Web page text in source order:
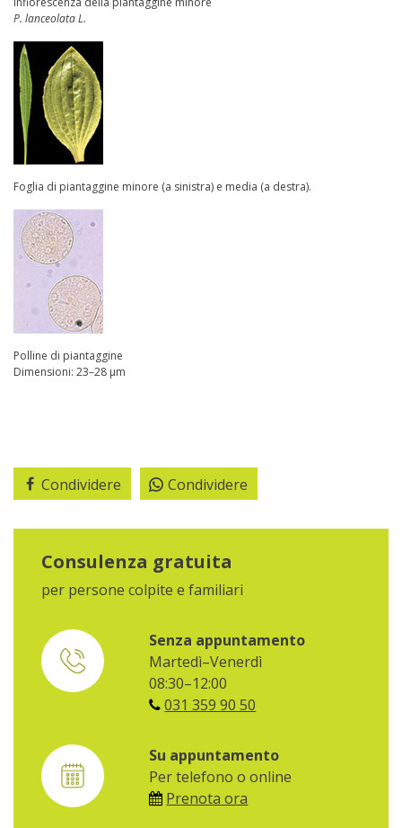
P. lanceolata L.
Foglia di piantaggine minore (a sinistra) e media (a destra).
Polline di piantaggine
Dimensioni: 23–28 µm
Condividere Condividere
Consulenza gratuita
per persone colpite e familiari
Senza appuntamento
Martedì–Venerdì
08:30–12:00
031 359 90 50
Su appuntamento
Per telefono o online
Prenota ora